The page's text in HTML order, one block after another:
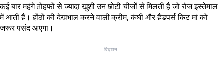
कई बार महंगे तोहफों से ज्यादा खुशी उन छोटी चीजों से मिलती है जो रोज इस्तेमाल
में आती हैं। होंठों की देखभाल करने वाली क्रीम, कंघी और हैंडपर्स किट मां को
जरूर पसंद आएगा।
विज्ञापन